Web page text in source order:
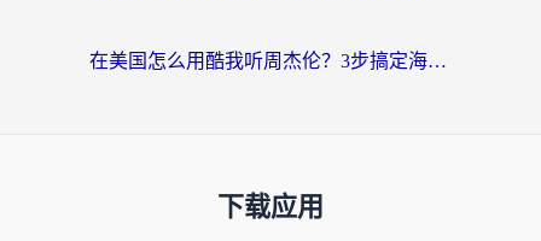
在美国怎么用酷我听周杰伦？3步搞定海外听歌难题
下载应用